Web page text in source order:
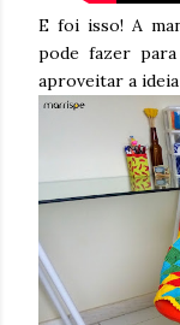
E foi isso! A
pode fazer
aproveitar a